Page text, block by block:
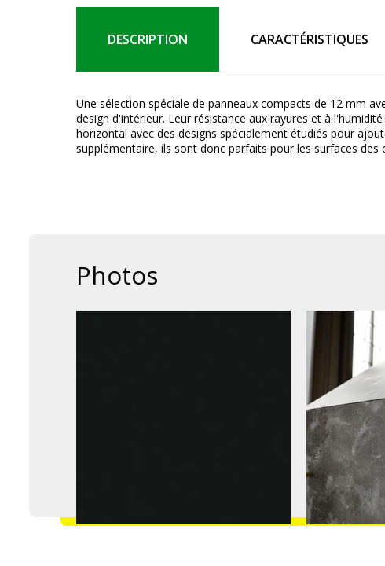
DESCRIPTION CARACTÉRISTIQUES
Une sélection spéciale de panneaux compacts de 12 mm
design d'intérieur. Leur résistance aux rayures et à
horizontal avec des designs spécialement étudiés pour
supplémentaire, ils sont donc parfaits pour les surfaces des
Photos